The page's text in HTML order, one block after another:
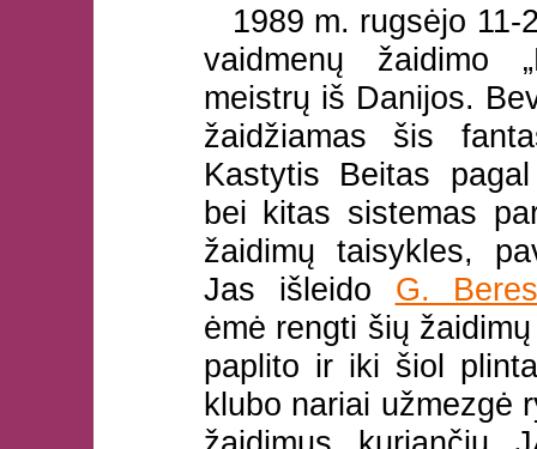
1989 m. rugsėjo
vaidmenų žaidimo
meistrų iš Danijos.
žaidžiamas šis
Kastytis Beitas
bei kitas sistemas
žaidimų taisykles,
Jas išleido G.
ėmė rengti šių
paplito ir iki šiol
klubo nariai užmezgė